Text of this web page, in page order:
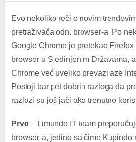
Evo nekoliko reči o novim
pretraživača odn. browser-a. Po
Google Chrome je pretekao
browser u Sjedinjenim Državama,
Chrome već uveliko prevazilaze
Postoji bar pet dobrih razloga da
razlozi su još jači ako trenutno
Prvo– Limundo IT team
browser-a, jedino sa čime Kupindo